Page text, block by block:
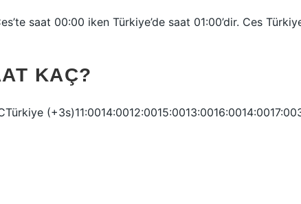
saat 00:00 iken Türkiye’de saat 01:00’dir. Ces
KAÇ?